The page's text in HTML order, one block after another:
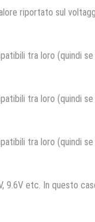
riportato sul
tra loro (quindi
tra loro (quindi
tra loro (quindi
etc. In questo